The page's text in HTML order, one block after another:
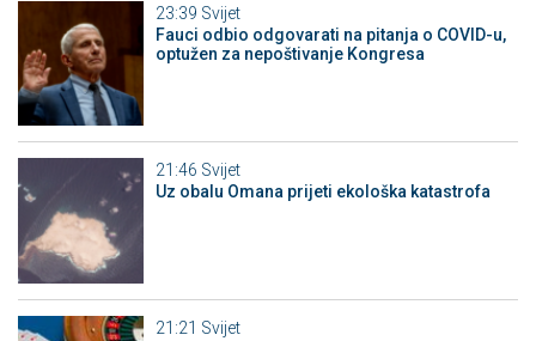
23:39 Svijet
Fauci odbio odgovarati na pitanja o COVID-u,
optužen za nepoštivanje Kongresa
21:46 Svijet
Uz obalu Omana prijeti ekološka katastrofa
21:21 Svijet